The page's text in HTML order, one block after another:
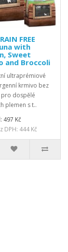
FREE
with
Sweet
and Broccoli
ultraprémiové
krmivo bez
dospělé
plemen s t..
497 Kč
DPH: 444 Kč